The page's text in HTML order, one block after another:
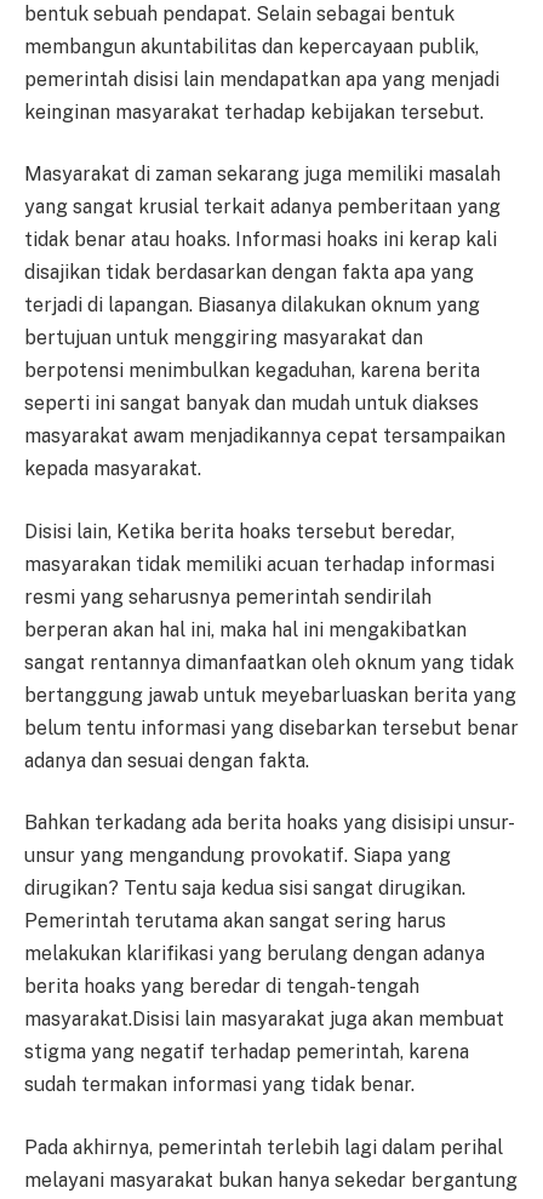
bentuk sebuah pendapat. Selain sebagai bentuk
membangun akuntabilitas dan kepercayaan publik,
pemerintah disisi lain mendapatkan apa yang menjadi
keinginan masyarakat terhadap kebijakan tersebut.
Masyarakat di zaman sekarang juga memiliki masalah
yang sangat krusial terkait adanya pemberitaan yang
tidak benar atau hoaks. Informasi hoaks ini kerap kali
disajikan tidak berdasarkan dengan fakta apa yang
terjadi di lapangan. Biasanya dilakukan oknum yang
bertujuan untuk menggiring masyarakat dan
berpotensi menimbulkan kegaduhan, karena berita
seperti ini sangat banyak dan mudah untuk diakses
masyarakat awam menjadikannya cepat tersampaikan
kepada masyarakat.
Disisi lain, Ketika berita hoaks tersebut beredar,
masyarakan tidak memiliki acuan terhadap informasi
resmi yang seharusnya pemerintah sendirilah
berperan akan hal ini, maka hal ini mengakibatkan
sangat rentannya dimanfaatkan oleh oknum yang tidak
bertanggung jawab untuk meyebarluaskan berita yang
belum tentu informasi yang disebarkan tersebut benar
adanya dan sesuai dengan fakta.
Bahkan terkadang ada berita hoaks yang disisipi unsur-
unsur yang mengandung provokatif. Siapa yang
dirugikan? Tentu saja kedua sisi sangat dirugikan.
Pemerintah terutama akan sangat sering harus
melakukan klarifikasi yang berulang dengan adanya
berita hoaks yang beredar di tengah-tengah
masyarakat.Disisi lain masyarakat juga akan membuat
stigma yang negatif terhadap pemerintah, karena
sudah termakan informasi yang tidak benar.
Pada akhirnya, pemerintah terlebih lagi dalam perihal
melayani masyarakat bukan hanya sekedar bergantung